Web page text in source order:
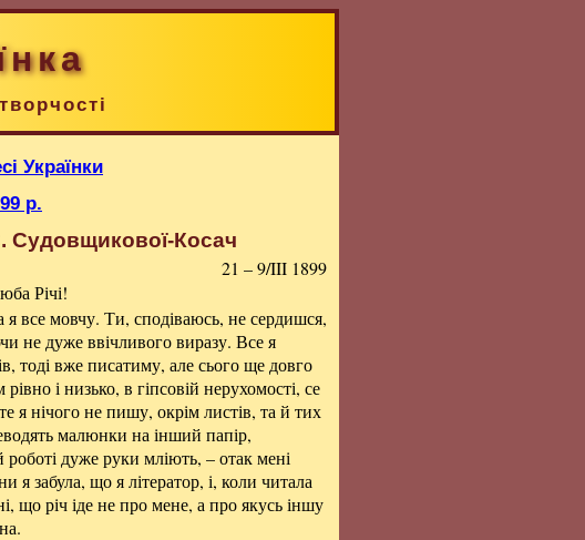
Українки
р.
Судовщикової-Косач
21 – 9/III 1899
Річі!
все мовчу. Ти, сподіваюсь, не сердишся,
не дуже ввічливого виразу. Все я
тоді вже писатиму, але сього ще довго
і низько, в гіпсовій нерухомості, се
я нічого не пишу, окрім листів, та й тих
малюнки на інший папір,
дуже руки мліють, – отак мені
я забула, що я літератор, і, коли читала
що річ іде не про мене, а про якусь іншу